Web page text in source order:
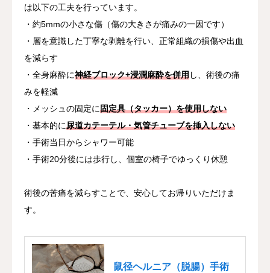
は以下の工夫を行っています。
・約5mmの小さな傷（傷の大きさが痛みの一因です）
・層を意識した丁寧な剥離を行い、正常組織の損傷や出血
を減らす
・全身麻酔に神経ブロック+浸潤麻酔を併用し、術後の痛
みを軽減
・メッシュの固定に固定具（タッカー）を使用しない
・基本的に尿道カテーテル・気管チューブを挿入しない
・手術当日からシャワー可能
・手術20分後には歩行し、個室の椅子でゆっくり休憩
術後の苦痛を減らすことで、安心してお帰りいただけま
す。
鼠径ヘルニア（脱腸）手術